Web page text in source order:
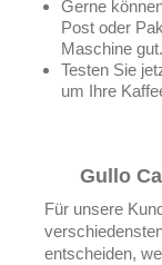
Gerne
Post oder
Maschine gut.
Testen Sie
um Ihre
Gullo
Für unsere
entscheiden,